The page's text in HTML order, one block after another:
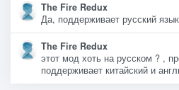
The Fire Redux
Да, поддерживает русский
The Fire Redux
этот мод хоть на русском ? ,
поддерживает китайский и